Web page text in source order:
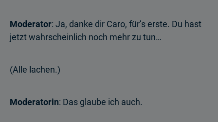
Moderator: Ja, danke dir Caro, für’s erste. Du hast
jetzt wahrscheinlich noch mehr zu tun…
(Alle lachen.)
Moderatorin: Das glaube ich auch.